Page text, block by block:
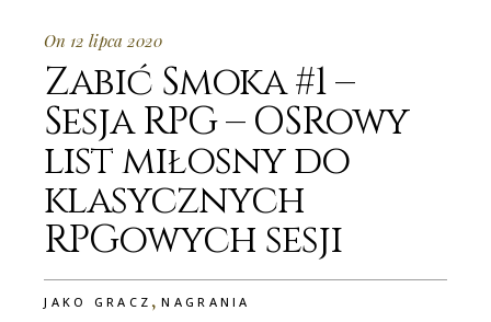
On 12 lipca 2020
Zabić Smoka #1 –
Sesja RPG – OSRowy
list miłosny do
klasycznych
RPGowych sesji
JAKO GRACZ ,NAGRANIA